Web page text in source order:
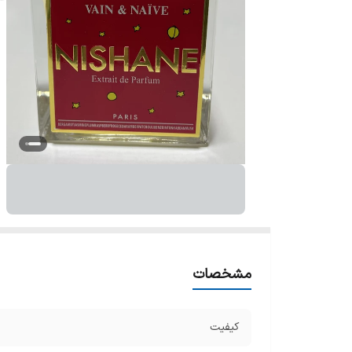
مشخصات
کیفیت